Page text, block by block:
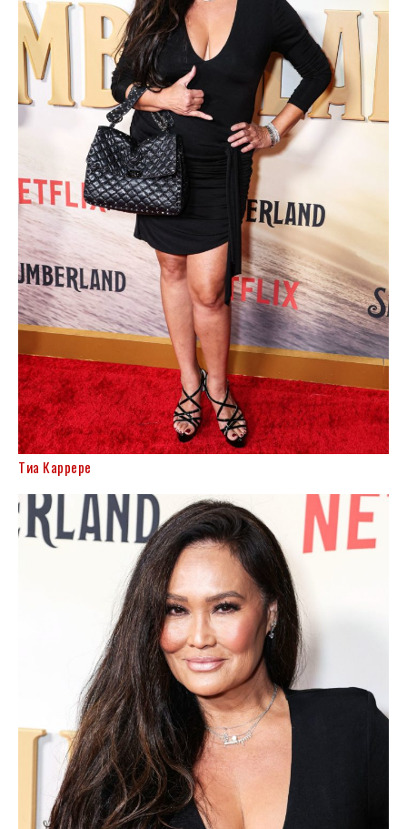
Тиа Каррере